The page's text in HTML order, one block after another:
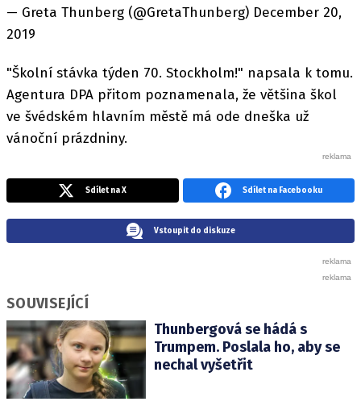
— Greta Thunberg (@GretaThunberg) December 20,
2019
"Školní stávka týden 70. Stockholm!" napsala k tomu.
Agentura DPA přitom poznamenala, že většina škol
ve švédském hlavním městě má ode dneška už
vánoční prázdniny.
Sdílet na X Sdílet na Facebooku
Vstoupit do diskuze
SOUVISEJÍCÍ
Thunbergová se hádá s
Trumpem. Poslala ho, aby se
nechal vyšetřit